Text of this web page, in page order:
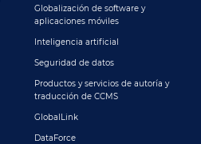
Globalización de software y
aplicaciones móviles
Inteligencia artificial
Seguridad de datos
Productos y servicios de autoría y
traducción de CCMS
GlobalLink
DataForce